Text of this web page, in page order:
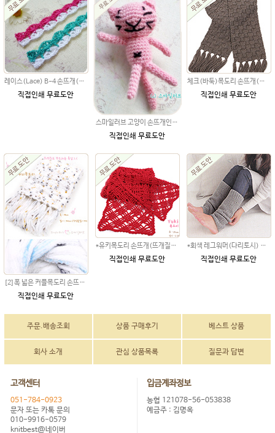
레이스(Lace) B-4 손뜨개(뜨개질)무료도안
직접인쇄 무료도안
스마일러브 고양이 손뜨개인형(뜨개질)무료도안 코바늘뜨기 아미구루미
직접인쇄 무료도안
체크(바둑)목도리 손뜨개(뜨개질)무료도안
직접인쇄 무료도안
[2]폭 넓은 커플목도리 손뜨개(뜨개질)무료도안
직접인쇄 무료도안
*유키목도리 손뜨개(뜨개질)무료도안 목도리만들기 DIY
직접인쇄 무료도안
*회색 레그워머(다리토시) 손뜨개 (뜨개질)무료도안 대바늘뜨기
직접인쇄 무료도안
주문.배송조회 상품 구매후기 베스트 상품
회사 소개 관심 상품목록 질문과 답변
고객센터
051-784-0923
문자 또는 카톡 문의
010-9916-0579
knitbest@네이버
입금계좌정보
농협 121078-56-053838
예금주 : 김명옥